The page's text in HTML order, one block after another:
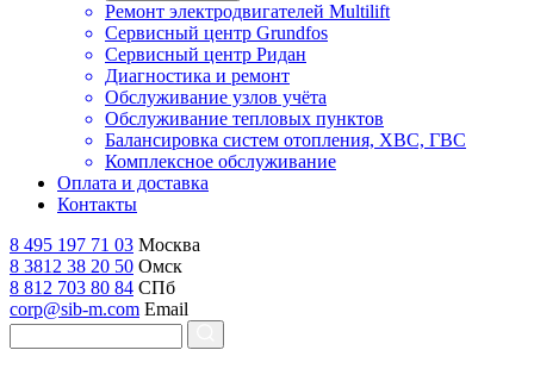
Ремонт электродвигателей Multilift
Сервисный центр Grundfos
Сервисный центр Ридан
Диагностика и ремонт
Обслуживание узлов учёта
Обслуживание тепловых пунктов
Балансировка систем отопления, ХВС, ГВС
Комплексное обслуживание
Оплата и доставка
Контакты
8 495 197 71 03 Москва
8 3812 38 20 50 Омск
8 812 703 80 84 СПб
corp@sib-m.com Email